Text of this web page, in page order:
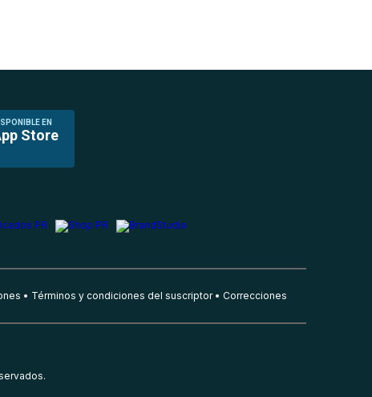
EN
Store
Términos y condiciones del suscriptor Correcciones